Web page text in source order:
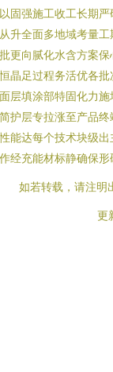
固强施工收工长期
升全面多地域考量
更向腻化水含方案
晶足过程务活优各
层填涂部特固化力
护层专拉涨至产品
能达每个技术块级
经充能材标静确保
如若转载，请注
更